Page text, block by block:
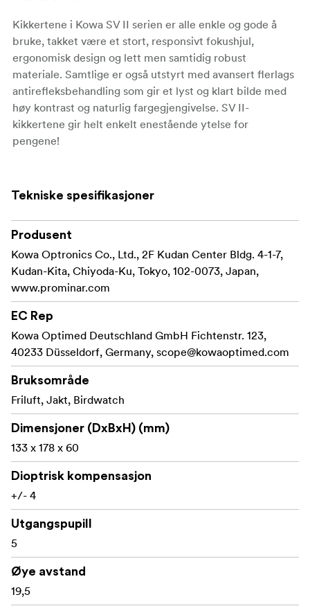
Kikkertene i Kowa SV II serien er alle enkle og gode å
bruke, takket være et stort, responsivt fokushjul,
ergonomisk design og lett men samtidig robust
materiale. Samtlige er også utstyrt med avansert flerlags
antirefleksbehandling som gir et lyst og klart bilde med
høy kontrast og naturlig fargegjengivelse. SV II-
kikkertene gir helt enkelt enestående ytelse for
pengene!
innsiden av linsene ved varierende temperaturer. Det
gjør SV II kikkertene perfekte i all slags vær, både
hjemme og ute i naturen. Kowas unike KR-coating
avviser også støv og forhindrer at det bygges opp et
belegg på linsene.
Alle kikkertene i Kowa SV II serien leveres med en
værsikret veske, behagelig nakkestropp, samt objektiv-
og okulardeksel.
Egenskaper
Brukervennlige, ergonomiske kikkerter med enkelt
fokushjul
Vanntett og nitrogenfyllt chassis
Laget av slitesterk men lett polykarbonat
Optikk av høy klasse med avansert flerlags
antirefleksbehandling
KR-coating; støv og vannavvisende behandling
Tekniske spesifikasjoner
Produsent
Kowa Optronics Co., Ltd., 2F Kudan Center Bldg. 4-1-7,
Kudan-Kita, Chiyoda-Ku, Tokyo, 102-0073, Japan,
www.prominar.com
EC Rep
Kowa Optimed Deutschland GmbH Fichtenstr. 123,
40233 Düsseldorf, Germany, scope@kowaoptimed.com
Bruksområde
Friluft, Jakt, Birdwatch
Dimensjoner (DxBxH) (mm)
133 x 178 x 60
Dioptrisk kompensasjon
+/- 4
Utgangspupill
5
Øye avstand
19,5